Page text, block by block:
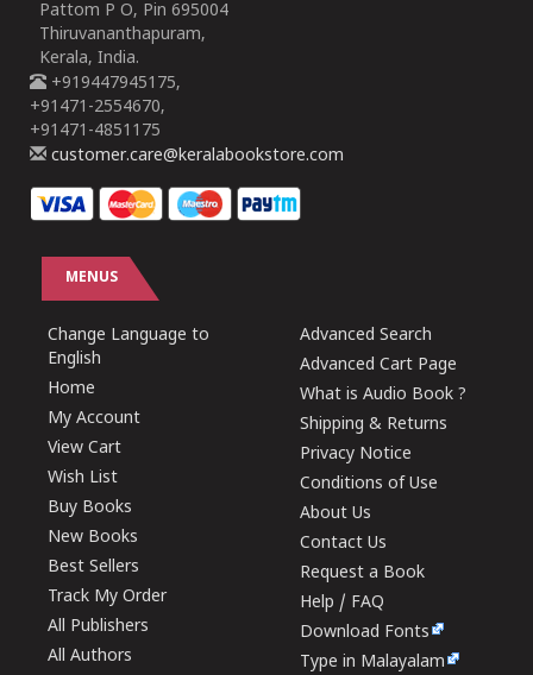
Pattom P O, Pin 695004
Thiruvananthapuram,
Kerala, India.
+919447945175,
+91471-2554670,
+91471-4851175
customer.care@keralabookstore.com
MENUS
Change Language to
English
Home
My Account
View Cart
Wish List
Buy Books
New Books
Best Sellers
Track My Order
All Publishers
All Authors
Advanced Search
Advanced Cart Page
What is Audio Book ?
Shipping & Returns
Privacy Notice
Conditions of Use
About Us
Contact Us
Request a Book
Help / FAQ
Download Fonts
Type in Malayalam